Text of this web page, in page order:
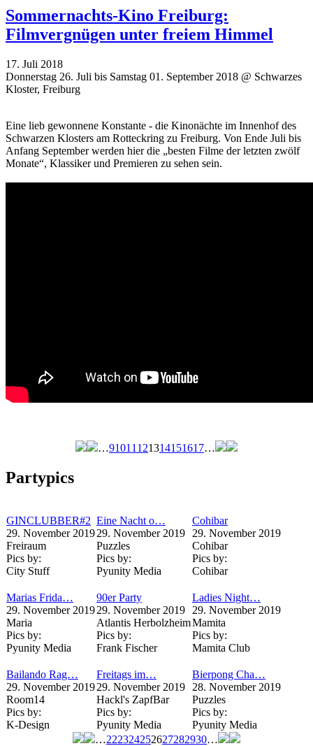
Sommernachts-Kino Freiburg:
Filmvergnügen unter freiem Himmel
17. Juli 2018
Donnerstag 26. Juli bis Samstag 01. September 2018 @ Schwarzes
Kloster, Freiburg
Eine lieb gewonnene Konstante - die Kinonächte im Innenhof des
Schwarzen Klosters am Rotteckring zu Freiburg. Von Ende Juli bis
Anfang September werden hier die „besten Filme der letzten zwölf
Monate“, Klassiker und Premieren zu sehen sein.
…91011 121314151617…
Partypics
GINCLUBBER#2
29. November 2019
Freiraum
Pics by:
City Stuff
Eine Nacht o…
29. November 2019
Puzzles
Pics by:
Pyunity Media
Cohibar
29. November 2019
Cohibar
Pics by:
Cohibar
Marias Frida…
29. November 2019
Maria
Pics by:
Pyunity Media
90er Party
29. November 2019
Atlantis Herbolzheim
Pics by:
Frank Fischer
Ladies Night…
29. November 2019
Mamita
Pics by:
Mamita Club
Bailando Rag…
29. November 2019
Room14
Pics by:
K-Design
Freitags im…
29. November 2019
Hackl's ZapfBar
Pics by:
Pyunity Media
Bierpong Cha…
28. November 2019
Puzzles
Pics by:
Pyunity Media
…222324252627282930…